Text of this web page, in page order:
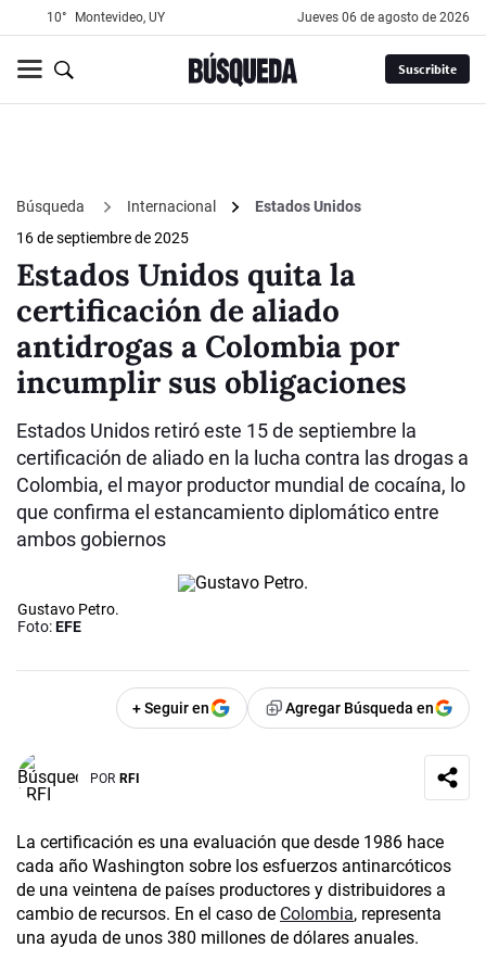
10° Montevideo, UY jueves 06 de agosto de 2026
Suscribite
Búsqueda Internacional
Estados Unidos
16 de septiembre de 2025
Estados Unidos quita la
certificación de aliado
antidrogas a Colombia por
incumplir sus obligaciones
Estados Unidos retiró este 15 de septiembre la
certificación de aliado en la lucha contra las drogas a
Colombia, el mayor productor mundial de cocaína, lo
que confirma el estancamiento diplomático entre
ambos gobiernos
Gustavo Petro.
Foto:EFE
+ Seguir en Agregar Búsqueda en
POR RFI
La certificación es una evaluación que desde 1986 hace
cada año Washington sobre los esfuerzos antinarcóticos
de una veintena de países productores y distribuidores a
cambio de recursos. En el caso de Colombia, representa
una ayuda de unos 380 millones de dólares anuales.